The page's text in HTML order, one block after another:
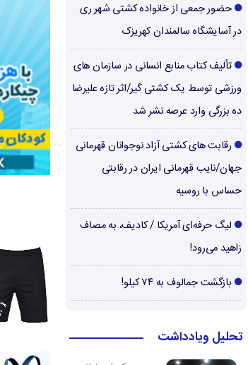
حضور جمعی از خانواده کشتی شهر ری
در آسایشگاه سالمندان کهریزک
تألیف کتاب منابع انسانی در سازمان های
ورزشی توسط یک کشتی گیر/اثر تازه علیرضا
ده بزرگی وارد عرصه نشر شد
رقابت های کشتی آزاد نوجوانان قهرمانی
جهان/نایب قهرمانی ایران در رقابتی
حساس با روسیه
لیگ حرفه‌ای آمریکا / کادیف، به مصاف
زاهید می‌رود!
بازگشت جمالوف به ۷۴ کیلو!
تحلیل ویادداشت